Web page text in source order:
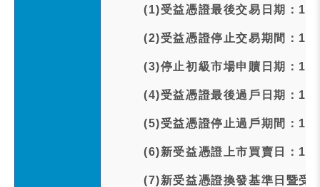
(1)受益憑證最後交易日期：
(2)受益憑證停止交易期間：
(3)停止初級市場申贖日期：
(4)受益憑證最後過戶日期：
(5)受益憑證停止過戶期間：
(6)新受益憑證上市買賣日：
(7)新受益憑證換發基準日暨受